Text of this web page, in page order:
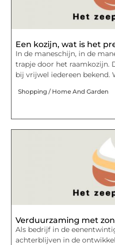
Een kozijn, wat is het
In de maneschijn, in de
trapje door het raamkozijn.
bij vrijwel iedereen bekend.
Shopping / Home And Garden
Verduurzaming met
Als bedrijf in de
achterblijven in de